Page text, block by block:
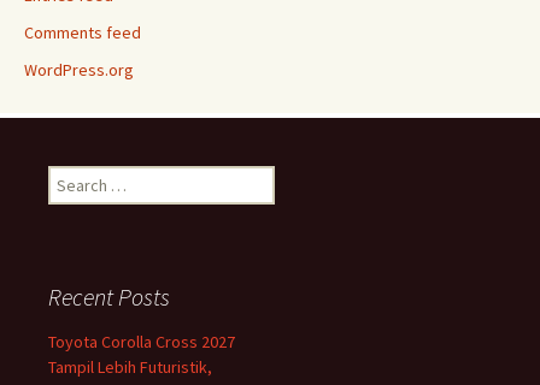
Comments feed
WordPress.org
Search
for:
Recent Posts
Toyota Corolla Cross 2027
Tampil Lebih Futuristik,